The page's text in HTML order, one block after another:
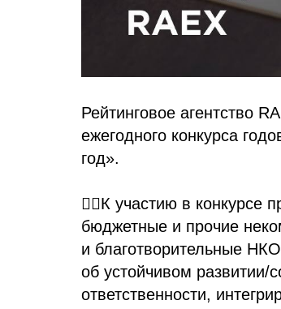
Рейтинговое агентство
ежегодного конкурса
год».
👉🏻К участию в
бюджетные и прочие
и благотворительные
об устойчивом развитии/
ответственности,